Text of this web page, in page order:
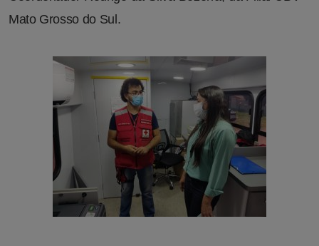
Mato Grosso do Sul.